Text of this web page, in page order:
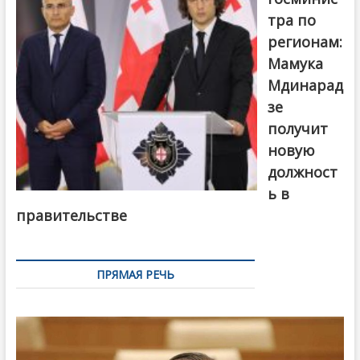
тра по
регионам:
Мамука
Мдинарад
зе
получит
новую
должност
ь в
правительстве
ПРЯМАЯ РЕЧЬ